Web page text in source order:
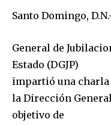
Santo Domingo,
General de
Estado (DGJP)
impartió una charla
la Dirección
objetivo de